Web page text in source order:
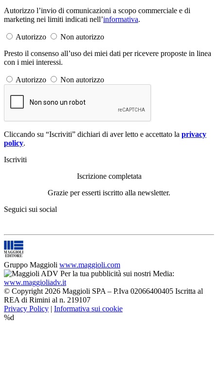
Autorizzo l’invio di comunicazioni a scopo commerciale e di
marketing nei limiti indicati nell’informativa.
Autorizzo
Non autorizzo
Presto il consenso all’uso dei miei dati per ricevere proposte in linea
con i miei interessi.
Autorizzo Non autorizzo
Cliccando su “Iscriviti” dichiari di aver letto e accettato la privacy
policy.
Iscriviti
Iscrizione completata
Grazie per esserti iscritto alla newsletter.
Seguici sui social
Gruppo Maggioli www.maggioli.com
Per la tua pubblicità sui nostri Media:
www.maggioliadv.it
© Copyright 2026 Maggioli SPA – P.Iva 02066400405 Iscritta al
REA di Rimini al n. 219107
Privacy Policy | Informativa sui cookie
%d